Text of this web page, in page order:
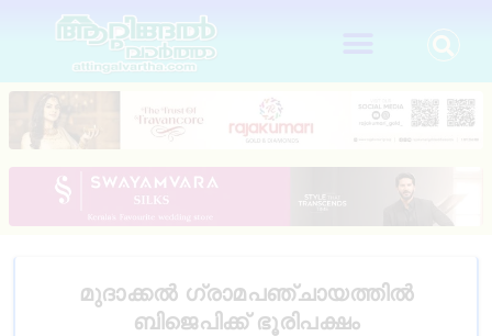
മുദാക്കൽ ഗ്രാമപഞ്ചായത്തിൽ
ബിജെപിക്ക് ഭൂരിപക്ഷം